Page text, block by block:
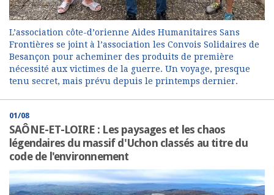
L’association côte-d’orienne Aides Humanitaires Sans
Frontières se joint à l’association les Convois Solidaires de
Besançon pour acheminer des produits de première
nécessité aux victimes de la guerre. Un voyage, presque
tenu secret, mais prévu depuis le printemps dernier.
01/08
SAÔNE-ET-LOIRE : Les paysages et les chaos
légendaires du massif d'Uchon classés au titre du
code de l'environnement